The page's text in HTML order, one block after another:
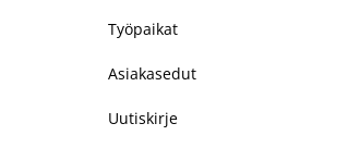
Työpaikat
Asiakasedut
Uutiskirje